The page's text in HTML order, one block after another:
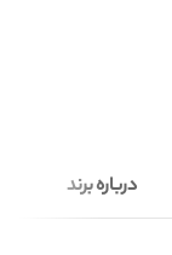
درباره برند